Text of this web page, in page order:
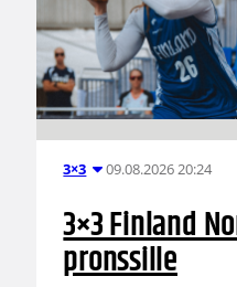
3×3 09.08.2026 20:24
3×3 Finland
pronssille